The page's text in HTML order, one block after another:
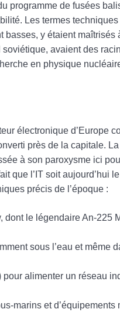
programme de fusées
Les termes
basses, y étaient maîtrisés
avaient des
en physique
électronique d’Europe
près de la capitale. La
à son paroxysme ici
que l’IT soit aujourd’hui
précis de l’époque :
dont le légendaire An-225
sous l’eau et même
alimenter un réseau
marins et d’équipements